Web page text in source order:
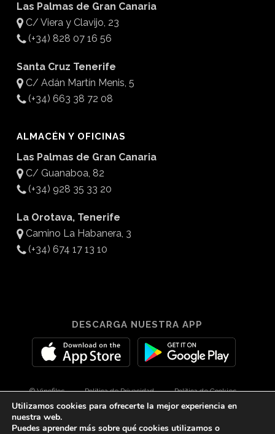
Las Palmas de Gran Canaria
C/ Viera y Clavijo, 23
(+34) 828 07 16 56
Santa Cruz Tenerife
C/ Adán Martín Menis, 5
(+34) 663 38 72 08
ALMACÉN Y OFICINAS
Las Palmas de Gran Canaria
C/ Guanaboa, 82
(+34) 928 35 33 20
La Orotava, Tenerife
Camino La Habanera, 3
(+34) 674 17 13 10
DESCARGA NUESTRA APP
© Vinofilos Política de Privacidad Política de Cookies
Aviso Legal Diseño por 3Com Maketing
Utilizamos cookies para ofrecerte la mejor experiencia en
nuestra web.
Puedes aprender más sobre qué cookies utilizamos o